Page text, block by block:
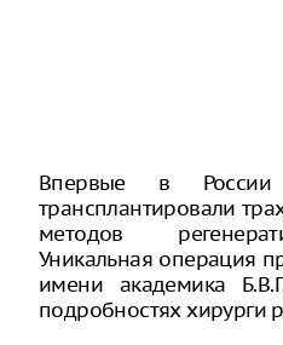
Впервые в России
трансплантировали
методов
Уникальная операция
имени академика
подробностях хирурги